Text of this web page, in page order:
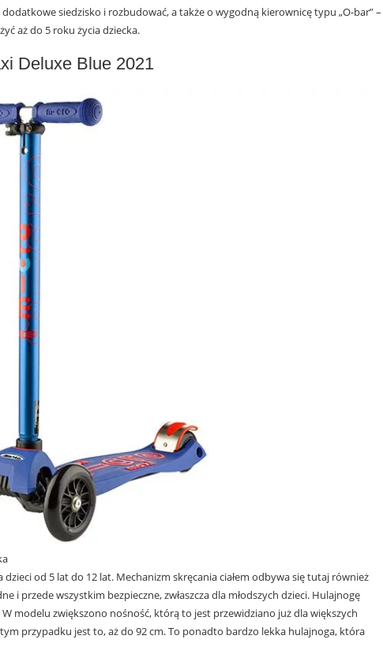
siedzisko i rozbudować, a także o wygodną kierownicę typu „O-bar” –
aż do 5 roku życia dziecka.
Deluxe Blue 2021
od 5 lat do 12 lat. Mechanizm skręcania ciałem odbywa się tutaj również
i przede wszystkim bezpieczne, zwłaszcza dla młodszych dzieci. Hulajnogę
modelu zwiększono nośność, którą to jest przewidziano już dla większych
przypadku jest to, aż do 92 cm. To ponadto bardzo lekka hulajnoga, która